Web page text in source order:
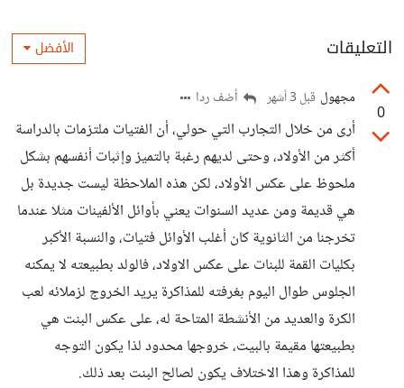
التعليقات الأفضل
0
مجهول قبل 3 أشهر أضف ردا
أرى من خلال التجارب التي حولي، أن الفتيات ملتزمات بالدراسة
أكثر من الأولاد، وحتى لديهم رغبة بالتميز وإثبات أنفسهم بشكل
ملحوظ على عكس الأولاد، لكن هذه الملاحظة ليست جديدة بل
هي قديمة ومن عديد السنوات يعني بأوائل الألفينات مثلا عندما
تخرجنا من الثانوية كان أغلب الأوائل فتيات، والنسبة الأكبر
بكليات القمة للبنات على عكس الاولاد، فالولد بطبيعته لا يمكنه
الجلوس طوال اليوم بغرفته للمذاكرة يريد الخروج لزملائه لعب
الكرة والعديد من الأنشطة المتاحة له، على عكس البنت هي
بطبيعتها مقيمة بالبيت، خروجها محدود لذا يكون التوجه
للمذاكرة وهذا الاختلاف يكون لصالح البنت بعد ذلك.